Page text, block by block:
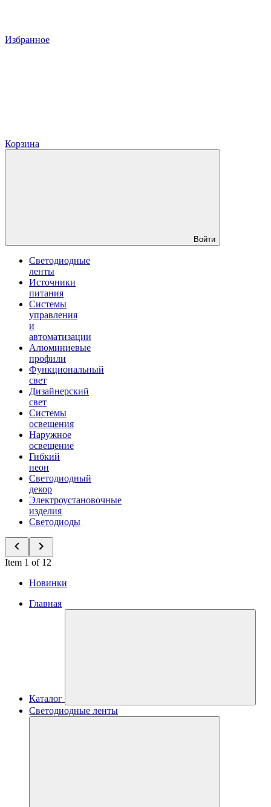
Избранное
Корзина
Войти
Светодиодные
ленты
Источники
питания
Системы
управления
и
автоматизации
Алюминиевые
профили
Функциональный
свет
Дизайнерский
свет
Системы
освещения
Наружное
освещение
Гибкий
неон
Светодиодный
декор
Электроустановочные
изделия
Светодиоды
Item 1 of 12
Новинки
Главная
Каталог
Светодиодные ленты